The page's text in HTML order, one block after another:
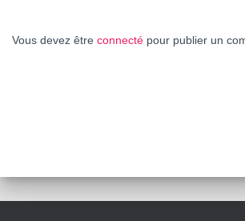
Vous devez être connecté pour publier un